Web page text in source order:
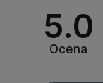
5.0
Ocena